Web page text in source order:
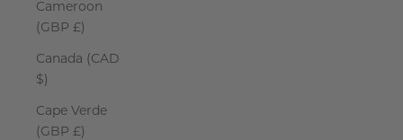
Cameroon
(GBP £)
Canada (CAD
$)
Cape Verde
(GBP £)